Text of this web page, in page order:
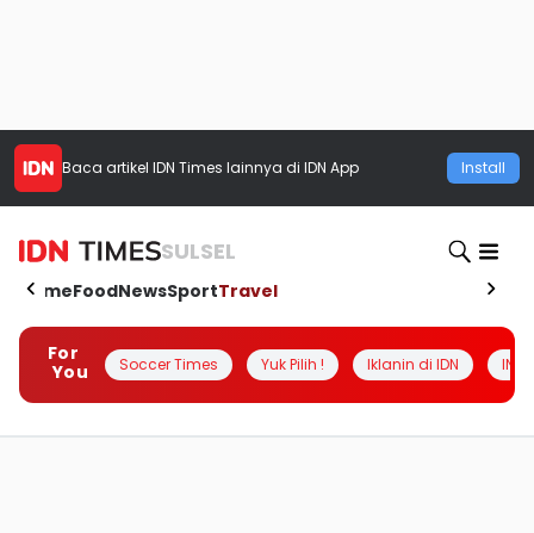
Baca artikel IDN Times lainnya di IDN App Install
SULSEL
HomeFoodNewsSportTravel
For
You
Soccer Times Yuk Pilih ! Iklanin di IDN